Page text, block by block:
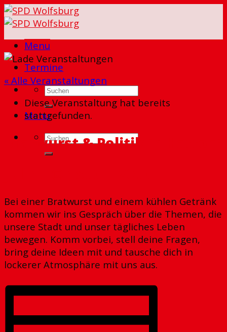
Skip
to
Menu
Termine
Menu
« Alle Veranstaltungen
Diese Veranstaltung hat bereits
stattgefunden.
Bratwurst & Politik in Hattorf
Bei einer Bratwurst und einem kühlen Getränk
kommen wir ins Gespräch über die Themen, die
unsere Stadt und unser tägliches Leben
bewegen. Komm vorbei, stell deine Fragen,
bring deine Ideen mit und tausche dich in
lockerer Atmosphäre mit uns aus.